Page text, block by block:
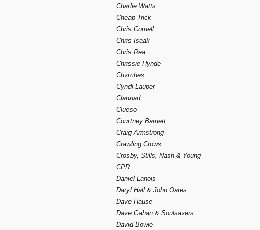
Charlie Watts
Cheap Trick
Chris Cornell
Chris Isaak
Chris Rea
Chrissie Hynde
Chvrches
Cyndi Lauper
Clannad
Clueso
Courtney Barnett
Craig Armstrong
Crawling Crows
Crosby, Stills, Nash & Young
CPR
Daniel Lanois
Daryl Hall & John Oates
Dave Hause
Dave Gahan & Soulsavers
David Bowie